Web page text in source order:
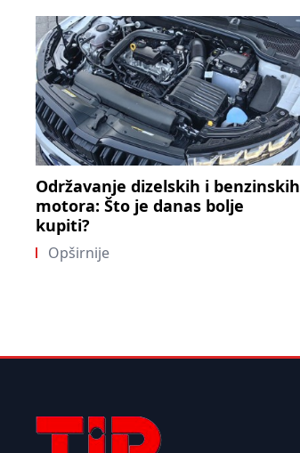
Održavanje dizelskih i benzinskih
motora: Što je danas bolje
kupiti?
Opširnije